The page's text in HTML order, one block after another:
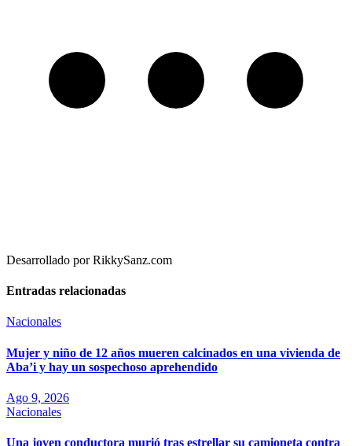
Desarrollado por RikkySanz.com
Entradas relacionadas
Nacionales
Mujer y niño de 12 años mueren calcinados en una vivienda de
Aba’i y hay un sospechoso aprehendido
Ago 9, 2026
Nacionales
Una joven conductora murió tras estrellar su camioneta contra